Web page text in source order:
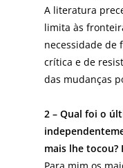
A literatura
limita às
necessidade de
crítica e de
das mudanças
2 – Qual foi o
mais lhe tocou?